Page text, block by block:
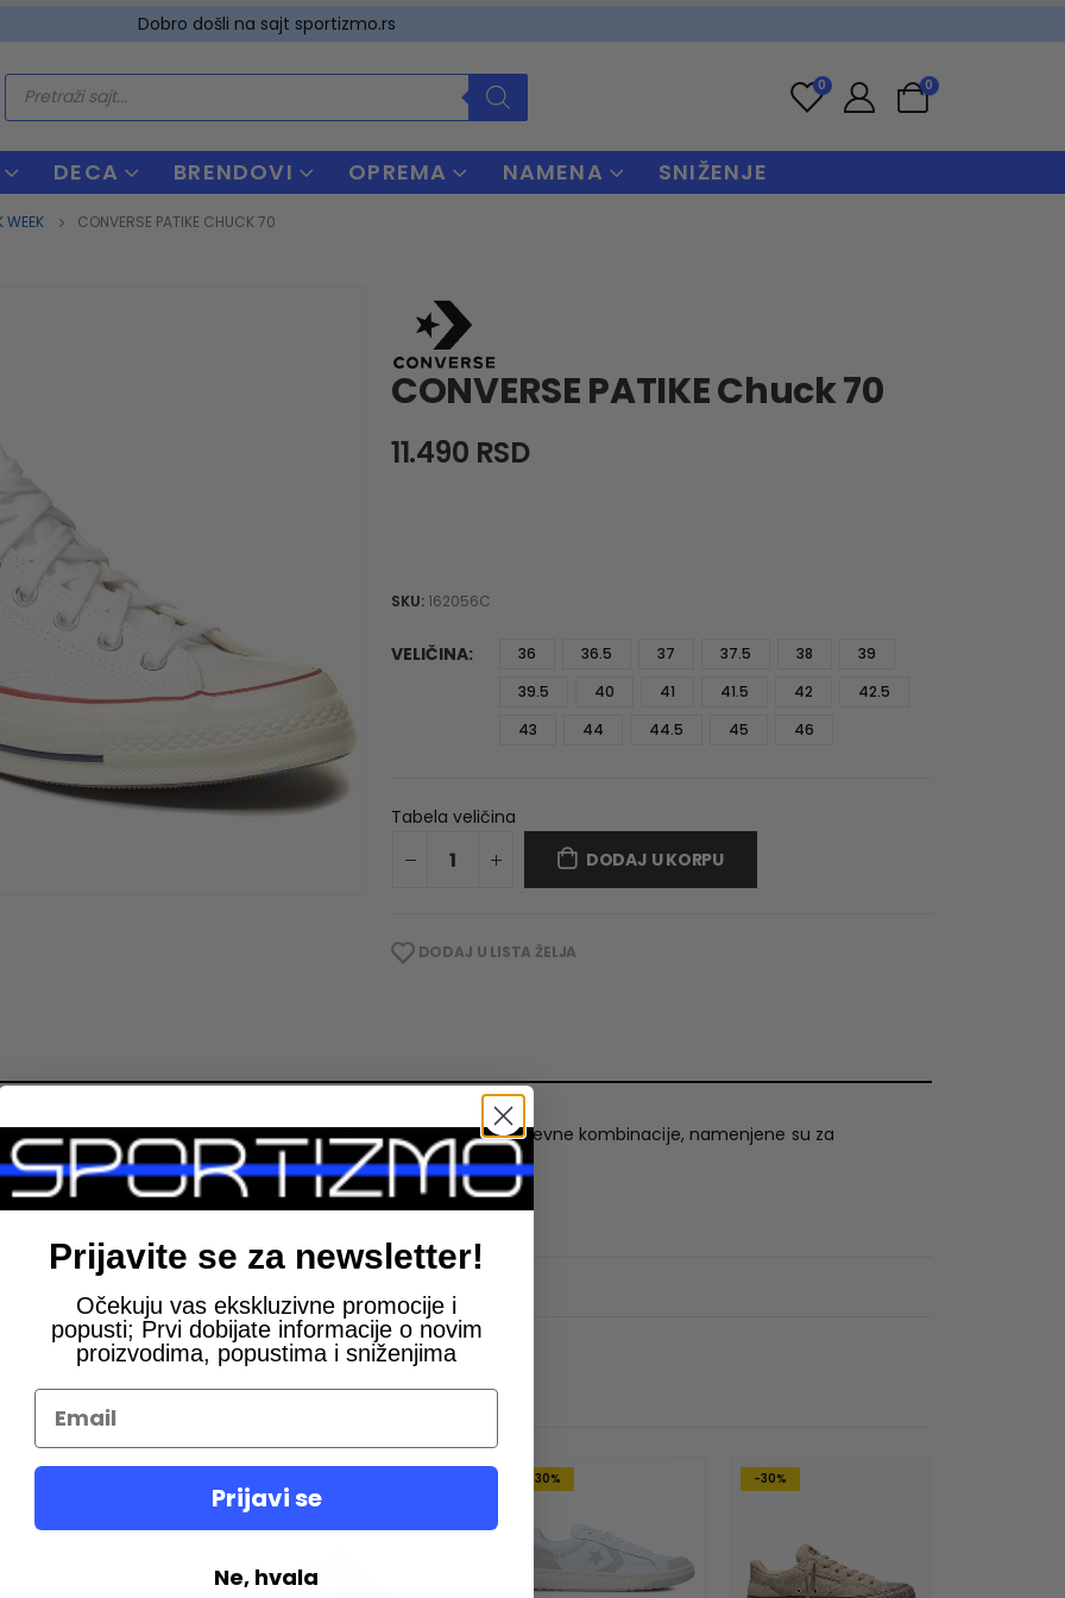
Dobro došli na sajt sportizmo.rs
Products
search
0 0
DECA BRENDOVI OPREMA NAMENA SNIŽENJE
WEEK CONVERSE PATIKE CHUCK 70
CONVERSE PATIKE Chuck 70
11.490 RSD
SKU: 162056C
VELIČINA 36 36.5 37 37.5 38
39
39.5
40 41 41.5 42
42.5
43
44 44.5 45 46
Tabela veličina
DODAJ U KORPU
DODAJ U LISTA ŽELJA
dizajna. Prijatne su i lagane, lako se uklapaju u mnoge odevne kombinacije, namenjene su za
-30% -30%
Prijavite se za newsletter!
Očekuju vas ekskluzivne promocije i
popusti; Prvi dobijate informacije o novim
proizvodima, popustima i sniženjima
Prijavi se
Ne, hvala